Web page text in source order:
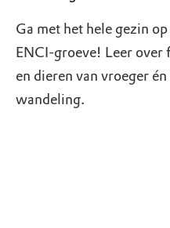
Ga met het hele gezin
ENCI-groeve! Leer over
en dieren van vroeger
wandeling.